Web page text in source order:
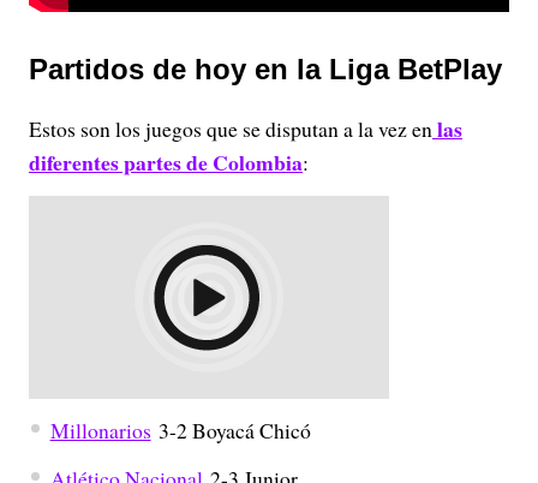
Partidos de hoy en la Liga BetPlay
Estos son los juegos que se disputan a la vez enlas
diferentes partes de Colombia:
Millonarios 3-2 Boyacá Chicó